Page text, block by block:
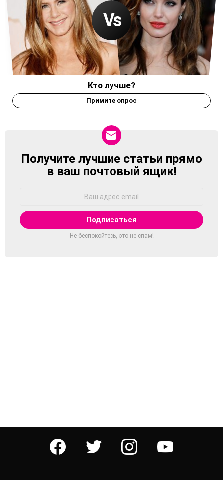
Кто лучше?
Примите опрос
NEWSLETTER
Получите лучшие статьи прямо
в ваш почтовый ящик!
Не беспокойтесь, это не спам!
facebook twitter instagram